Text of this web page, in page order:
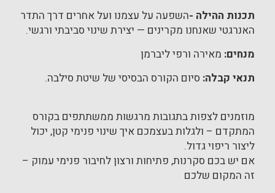
תכנות ההילה -השפעה על עצמנו ועל אחרים דרך התדר
האנרגטי שאנחנו מקרינים — יצירת שינוי סביבתי ורגשי.
מנחים: מאירה ורפי ליברמן
תנאי קבלה: סיום הקורס הבסיסי של שיטת סילבה.
מוזמנים לצפות בתגובות מרגשות ממשתתפים בקורס
המתקדם – ולגלות בעצמכם איך שינוי פנימי קטן, יכול
ליצור ריפוי גדול.
אם יש בכם סקרנות, פתיחות ורצון לחיבור פנימי עמוק –
זה המקום שלכם